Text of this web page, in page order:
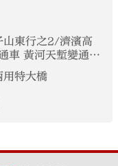
山東行之2/濟濱高
車 黃河天塹變通途
用特大橋